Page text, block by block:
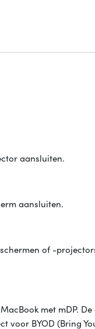
aansluiten.
aansluiten.
of -
met mDP. De
voor BYOD (Bring